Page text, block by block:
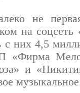
не
на
с них 4,5
«Фирма
и
музыкальное